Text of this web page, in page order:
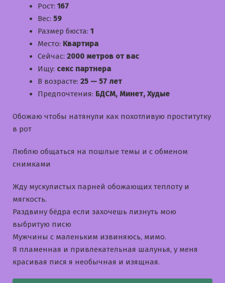
Рост: 167
Вес: 59
Размер бюста: 1
Место: Квартира
Сейчас: 2000 метров от вас
Ищу: секс партнера
В возрасте: 25 — 57 лет
Предпочтения: БДСМ, Минет, Худые
Обожаю чтобы натянули как похотливую проститутку
в рот
Люблю общаться на пошлые темы и с обменом
снимками
Жду мускулистых парней обожающих теплоту и
мягкость.
Раздвину бёдра если захочешь лизнуть мою
выбритую писю
Мужчины с маленьким извиняюсь, мимо.
Я пламенная и привлекательная шалунья, у меня
красивая пися я необычная и изящная.